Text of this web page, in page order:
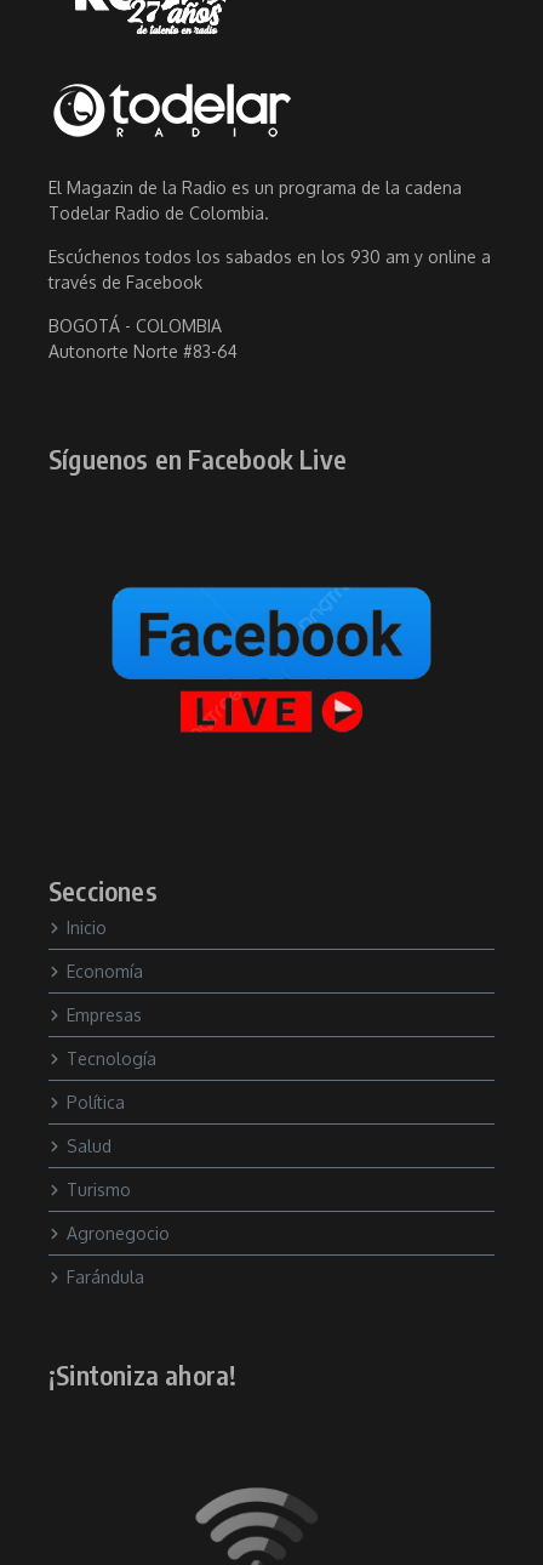
El Magazin de la Radio es un programa de la cadena
Todelar Radio de Colombia.
Escúchenos todos los sabados en los 930 am y online a
través de Facebook
BOGOTÁ - COLOMBIA
Autonorte Norte #83-64
Síguenos en Facebook Live
Secciones
Inicio
Economía
Empresas
Tecnología
Política
Salud
Turismo
Agronegocio
Farándula
¡Sintoniza ahora!